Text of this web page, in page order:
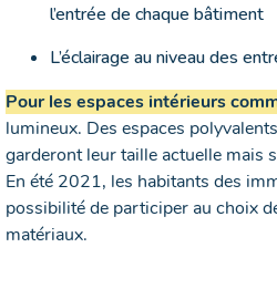
l’entrée de chaque bâtiment
L’éclairage au niveau des
Pour les espaces intérieurs
lumineux. Des espaces
garderont leur taille actuelle mais
En été 2021, les habitants des
possibilité de participer au choix
matériaux.